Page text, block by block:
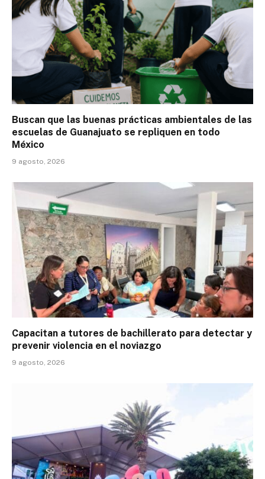
Buscan que las buenas prácticas ambientales de las
escuelas de Guanajuato se repliquen en todo
México
9 agosto, 2026
Capacitan a tutores de bachillerato para detectar y
prevenir violencia en el noviazgo
9 agosto, 2026